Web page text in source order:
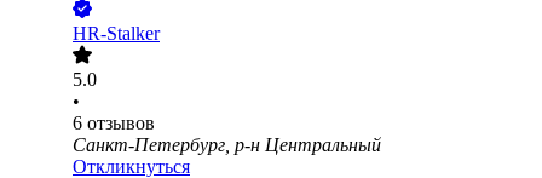
HR-Stalker
5.0
•
6 отзывов
Санкт-Петербург, р-н Центральный
Откликнуться